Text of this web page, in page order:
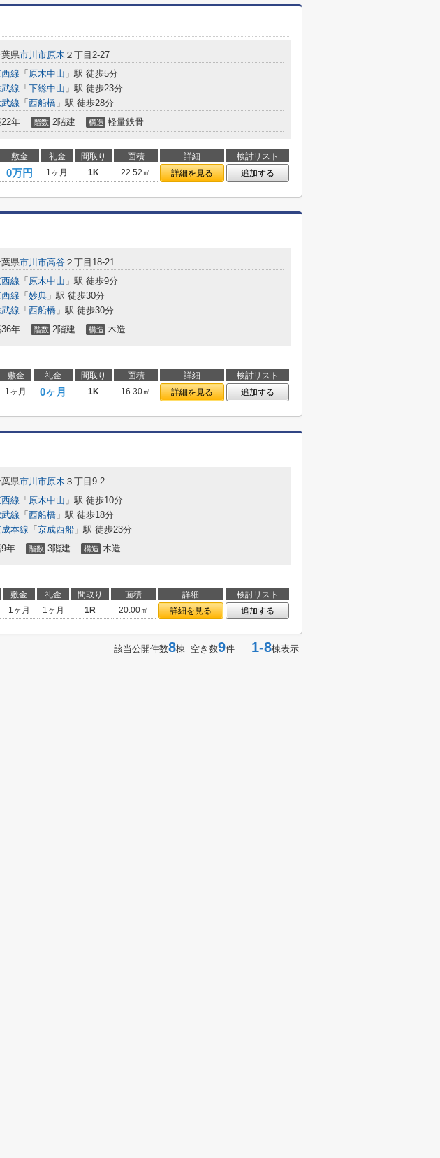
県市川市原木 ２丁目2-27
線 「 原木中山 」駅 徒歩5分
線 「 下総中山 」駅 徒歩23分
線 「 西船橋 」駅 徒歩28分
年 階数 2階建 構造 軽量鉄骨
敷金 礼金 間取り 面積 詳細
検討リスト
0万円 1ヶ月 1K 22.52㎡ 詳細を見る 追加する
県市川市高谷 ２丁目18-21
線 「 原木中山 」駅 徒歩9分
線 「 妙典 」駅 徒歩30分
線 「 西船橋 」駅 徒歩30分
年 階数 2階建 構造 木造
敷金 礼金 間取り 面積 詳細
検討リスト
1ヶ月 0ヶ月 1K 16.30㎡ 詳細を見る 追加する
県市川市原木 ３丁目9-2
線 「 原木中山 」駅 徒歩10分
線 「 西船橋 」駅 徒歩18分
本線 「 京成西船 」駅 徒歩23分
年 階数 3階建 構造 木造
敷金 礼金 間取り 面積 詳細
検討リスト
1ヶ月 1ヶ月 1R 20.00㎡ 詳細を見る 追加する
該当公開件数8棟 空き数9件 1-8棟表示